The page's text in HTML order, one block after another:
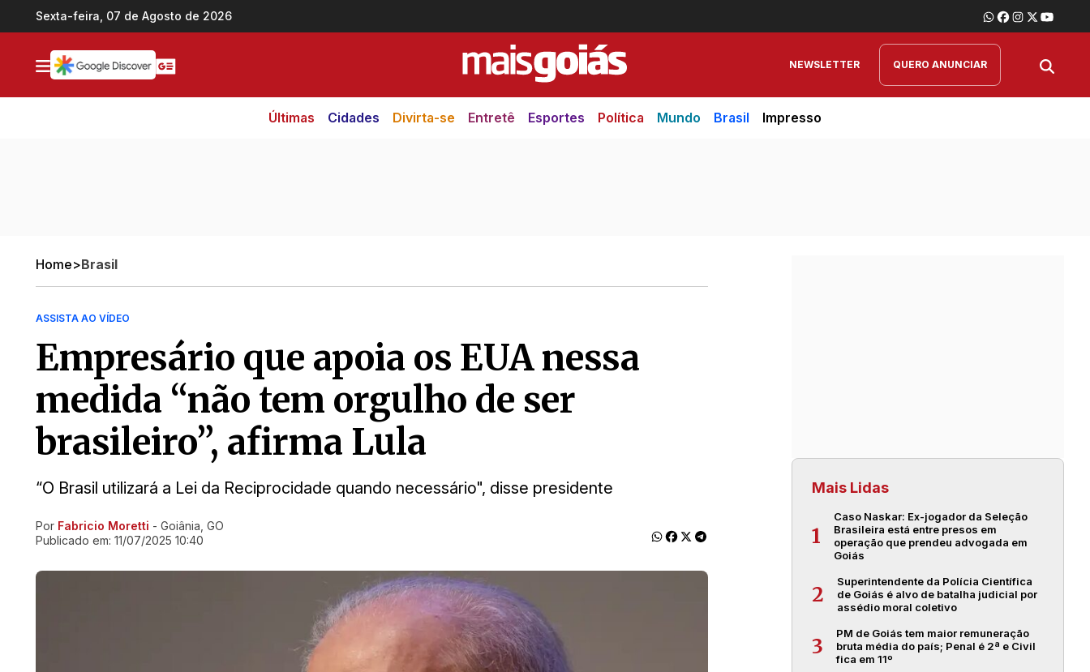
Ir direto pro conteúdo
Sexta-feira, 07 de Agosto de 2026
NEWSLETTER QUERO ANUNCIAR
Últimas Cidades Divirta-se Entretê Esportes Política Mundo Brasil Impresso
Home>Brasil
ASSISTA AO VÍDEO
Empresário que apoia os EUA nessa
medida “não tem orgulho de ser
brasileiro”, afirma Lula
“O Brasil utilizará a Lei da Reciprocidade quando necessário", disse presidente
Ir direto pra matéria
Por Fabricio Moretti - Goiânia, GO
Publicado em: 11/07/2025 10:40
Mais Lidas
1
Caso Naskar: Ex-jogador da Seleção
Brasileira está entre presos em
operação que prendeu advogada em
Goiás
2
Superintendente da Polícia Científica
de Goiás é alvo de batalha judicial por
assédio moral coletivo
3
PM de Goiás tem maior remuneração
bruta média do país; Penal é 2ª e Civil
fica em 11º